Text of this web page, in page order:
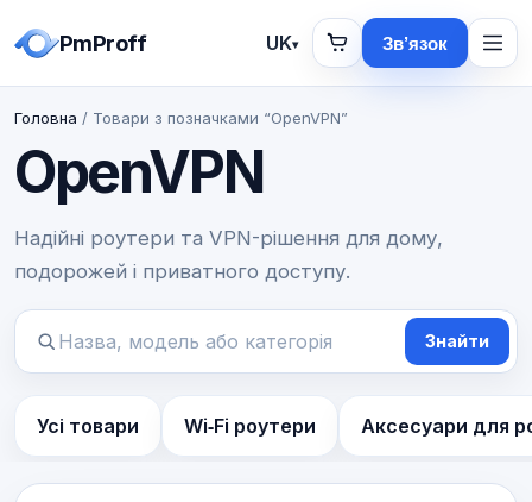
PmProff UK▾ Зв’язок
Головна / Товари з позначками “OpenVPN”
OpenVPN
Надійні роутери та VPN-рішення для дому,
подорожей і приватного доступу.
Пошук
Знайти
Усі товари Wi‑Fi роутери Аксесуари для